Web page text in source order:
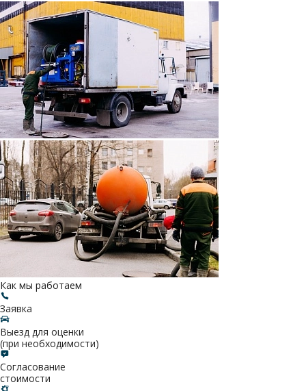
Как мы работаем
Заявка
Выезд для оценки
(при необходимости)
Согласование
стоимости